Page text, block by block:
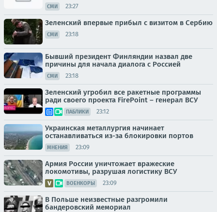
СМИ 23:27
Зеленский впервые прибыл с визитом в Сербию
СМИ 23:18
Бывший президент Финляндии назвал две
причины для начала диалога с Россией
СМИ 23:18
Зеленский угробил все ракетные программы
ради своего проекта FirePoint – генерал ВСУ
ПАБЛИКИ 23:12
Украинская металлургия начинает
останавливаться из-за блокировки портов
МНЕНИЯ 23:09
Армия России уничтожает вражеские
локомотивы, разрушая логистику ВСУ
ВОЕНКОРЫ 23:09
В Польше неизвестные разгромили
бандеровский мемориал